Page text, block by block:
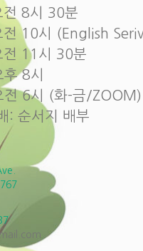
전 8시 30분
전 10시 (English
전 11시 30분
8시
전 6시 (화-금/ZOOM)
: 순서지 배부